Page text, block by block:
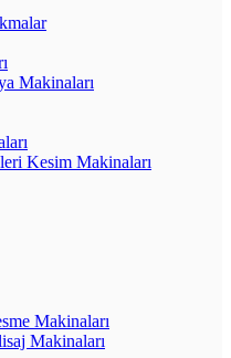
Makinaları
Kesim Makinaları
Makinaları
Makinaları